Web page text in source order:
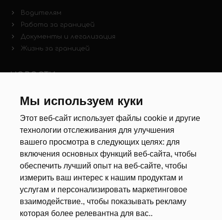
Мы используем куки
Этот веб-сайт использует файлы cookie и другие
технологии отслеживания для улучшения
вашего просмотра в следующих целях: для
включения основных функций веб-сайта, чтобы
обеспечить лучший опыт на веб-сайте, чтобы
измерить ваш интерес к нашим продуктам и
услугам и персонализировать маркетинговое
взаимодействие., чтобы показывать рекламу
которая более релевантна для вас..
Водителям
Работа за границей
Документы и легализация
Жизнь за границей
НОВОСТИ
Новости рынка труда
Анкета
Калькулятор дат
Документы